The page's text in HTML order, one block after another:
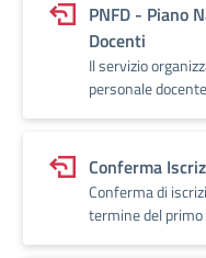
PNFD - Piano
Docenti
Il servizio
personale
Conferma
Conferma di
termine del